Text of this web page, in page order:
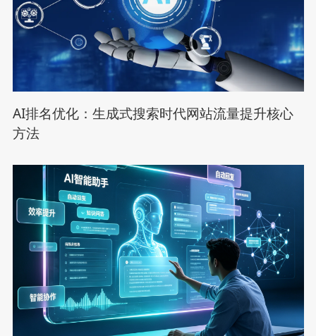
AI排名优化：生成式搜索时代网站流量提升核心
方法